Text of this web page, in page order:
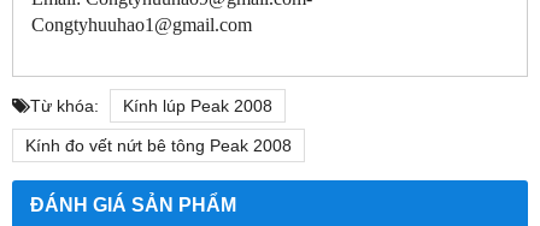
Congtyhuuhao1@gmail.com
Từ khóa: Kính lúp Peak 2008
Kính đo vết nứt bê tông Peak 2008
ĐÁNH GIÁ SẢN PHẨM